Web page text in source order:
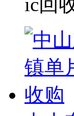
ic回